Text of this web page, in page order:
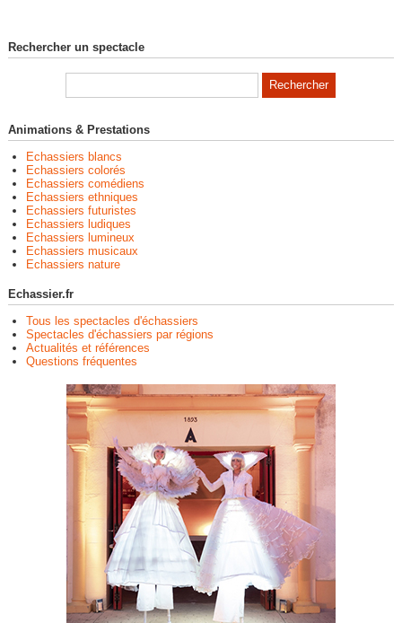
Rechercher un spectacle
Animations & Prestations
Echassiers blancs
Echassiers colorés
Echassiers comédiens
Echassiers ethniques
Echassiers futuristes
Echassiers ludiques
Echassiers lumineux
Echassiers musicaux
Echassiers nature
Echassier.fr
Tous les spectacles d'échassiers
Spectacles d'échassiers par régions
Actualités et références
Questions fréquentes